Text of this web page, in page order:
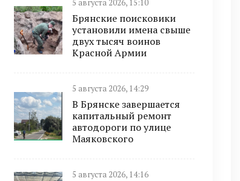
5 августа 2026, 15:10
Брянские поисковики
установили имена свыше
двух тысяч воинов
Красной Армии
5 августа 2026, 14:29
В Брянске завершается
капитальный ремонт
автодороги по улице
Маяковского
5 августа 2026, 14:16